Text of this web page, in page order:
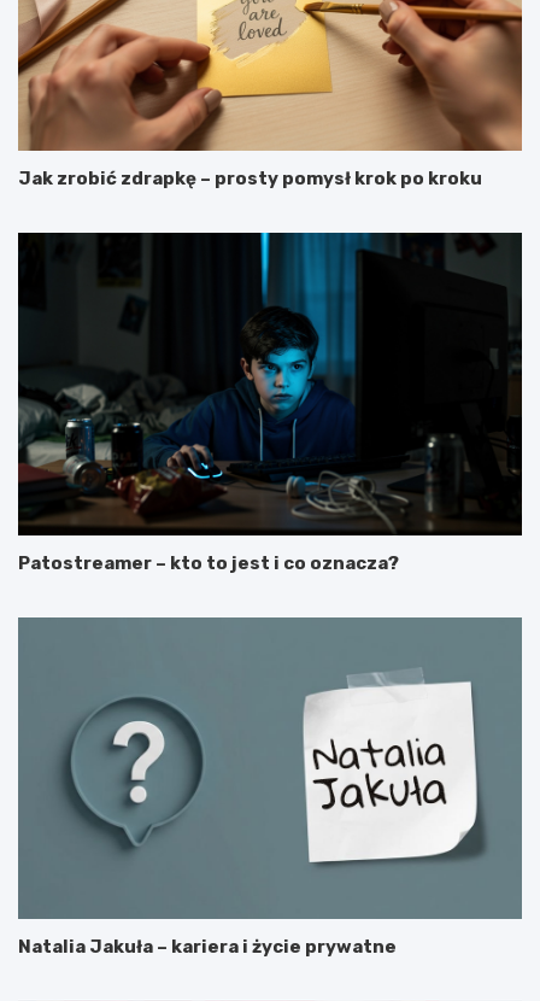
Jak zrobić zdrapkę – prosty pomysł krok po kroku
Patostreamer – kto to jest i co oznacza?
Natalia Jakuła – kariera i życie prywatne